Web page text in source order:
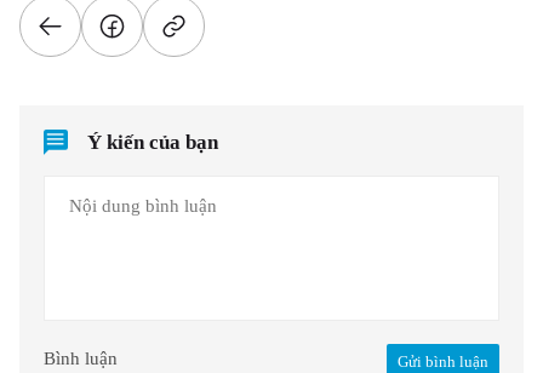
Ý kiến của bạn
Gửi bình luận
Bình luận